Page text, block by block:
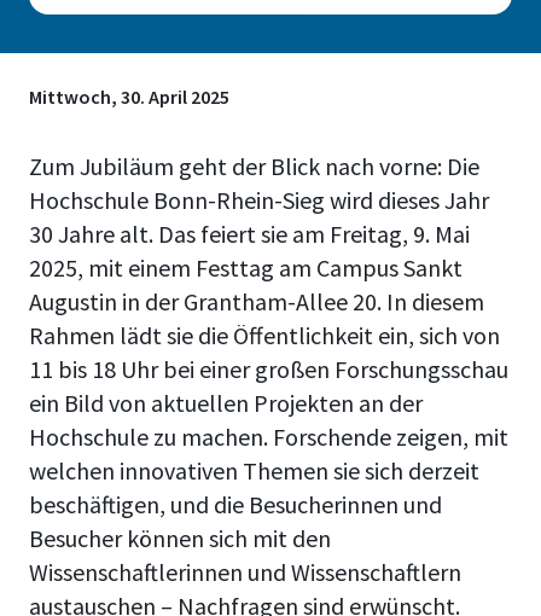
Mittwoch, 30. April 2025
Zum Jubiläum geht der Blick nach vorne: Die
Hochschule Bonn-Rhein-Sieg wird dieses Jahr
30 Jahre alt. Das feiert sie am Freitag, 9. Mai
2025, mit einem Festtag am Campus Sankt
Augustin in der Grantham-Allee 20. In diesem
Rahmen lädt sie die Öffentlichkeit ein, sich von
11 bis 18 Uhr bei einer großen Forschungsschau
ein Bild von aktuellen Projekten an der
Hochschule zu machen. Forschende zeigen, mit
welchen innovativen Themen sie sich derzeit
beschäftigen, und die Besucherinnen und
Besucher können sich mit den
Wissenschaftlerinnen und Wissenschaftlern
austauschen – Nachfragen sind erwünscht.